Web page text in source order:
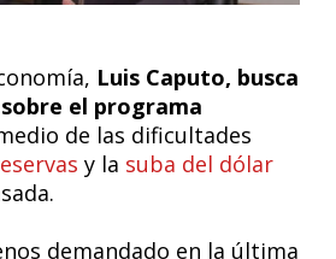
Luis Caputo, busca
el programa
de las dificultades
y la suba del dólar
demandado en la última